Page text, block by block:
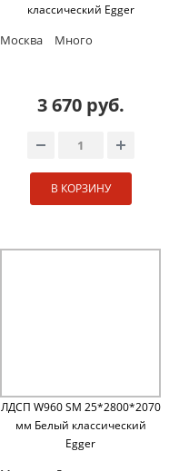
классический Egger
Москва Много
3 670 руб.
В КОРЗИНУ
ЛДСП W960 SM 25*2800*2070
мм Белый классический
Egger